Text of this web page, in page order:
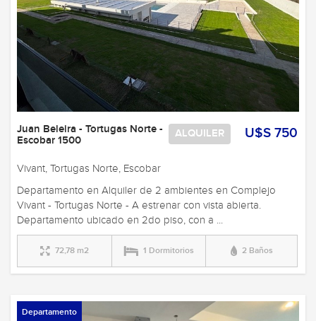
U$S 750
ALQUILER
Juan Beleira - Tortugas Norte -
Escobar 1500
Vivant, Tortugas Norte, Escobar
Departamento en Alquiler de 2 ambientes en Complejo
Vivant - Tortugas Norte - A estrenar con vista abierta.
Departamento ubicado en 2do piso, con a ...
72,78 m2 1 Dormitorios 2 Baños
Departamento